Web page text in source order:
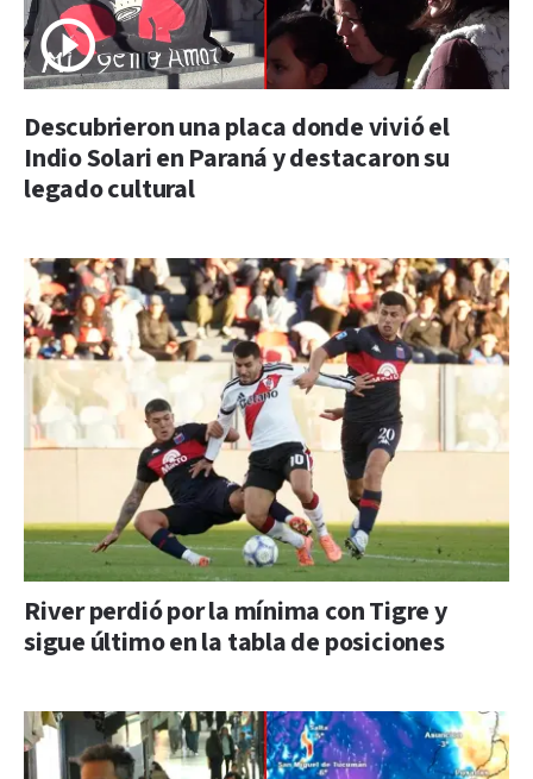
Descubrieron una placa donde vivió el
Indio Solari en Paraná y destacaron su
legado cultural
River perdió por la mínima con Tigre y
sigue último en la tabla de posiciones